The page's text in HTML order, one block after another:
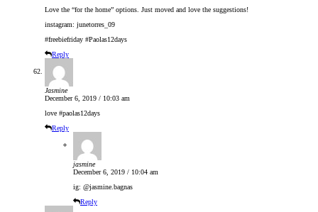
Love the “for the home” options. Just moved and love the suggestions!
instagram: junetorres_09
#freebiefriday #Paolas12days
Reply
Jasmine
December 6, 2019 / 10:03 am
love #paolas12days
Reply
jasmine
December 6, 2019 / 10:04 am
ig: @jasmine.bagnas
Reply